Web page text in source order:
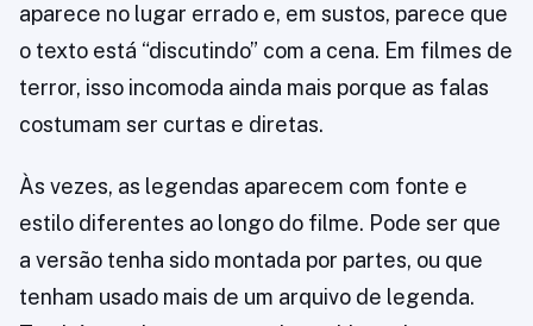
aparece no lugar errado e, em sustos, parece que
o texto está “discutindo” com a cena. Em filmes de
terror, isso incomoda ainda mais porque as falas
costumam ser curtas e diretas.
Às vezes, as legendas aparecem com fonte e
estilo diferentes ao longo do filme. Pode ser que
a versão tenha sido montada por partes, ou que
tenham usado mais de um arquivo de legenda.